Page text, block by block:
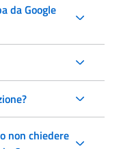
da Google
non chiedere